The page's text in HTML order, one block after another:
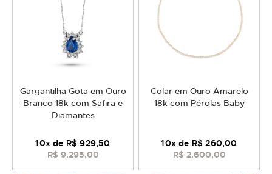
Gargantilha Gota em Ouro
Branco 18k com Safira e
Diamantes
R$ 9.295,00
10x de R$ 929,50
Colar em Ouro Amarelo
18k com Pérolas Baby
R$ 2.600,00
10x de R$ 260,00